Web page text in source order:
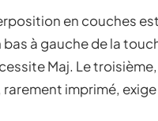
en couches
bas à gauche de la
Maj. Le
imprimé, exige